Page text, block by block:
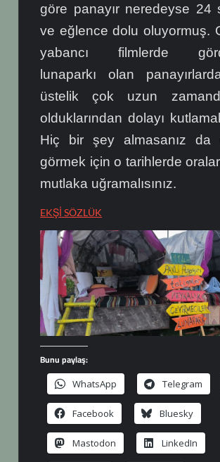
göre panayır neredeyse 24
ve eğlence dolu oluyormuş.
yabancı filmlerde
lunaparkı olan
üstelik çok uzun
olduklarından dolayı
Hiç bir şey almasanız da
görmek için o tarihlerde
mutlaka uğramalısınız.
EKŞİ SÖZLÜK
Bunu paylaş:
WhatsApp Telegram
Facebook Bluesky
Mastodon LinkedIn